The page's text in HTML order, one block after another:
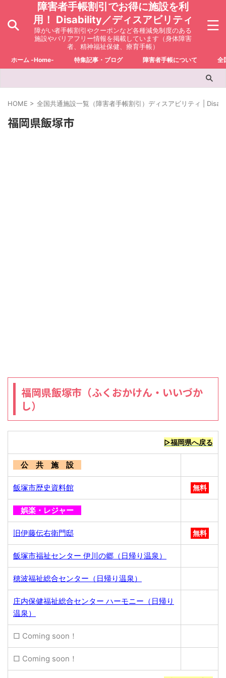
障害者手帳割引でお得に施設を利
用！ Disability／ディスアビリティ
障がい者手帳割引やクーポンなど各種減免制度のある
施設やバリアフリー情報を掲載しています（身体障害
者、精神福祉保健、療育手帳）
ホーム -Home- 特集記事・ブログ 障害者手帳について 全
HOME > 全国共通施設一覧（障害者手帳割引）ディスアビリティ |
福岡県飯塚市
福岡県飯塚市（ふくおかけん・いいづか
し）
▷福岡県へ戻る
公 共 施 設
飯塚市歴史資料館 無料
娯楽・レジャー
旧伊藤伝右衛門邸 無料
飯塚市福祉センター 伊川の郷（日帰り温泉）
穂波福祉総合センター（日帰り温泉）
庄内保健福祉総合センター ハーモニー（日帰り
温泉）
□ Coming soon！
□ Coming soon！